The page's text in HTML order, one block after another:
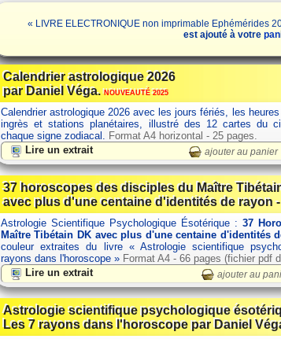
« LIVRE ELECTRONIQUE non imprimable Ephémérides
est ajouté à votre
Calendrier astrologique 2026
par Daniel Véga.NOUVEAUTÉ 2025
Calendrier astrologique 2026 avec les jours fériés, les
ingrès et stations planétaires, illustré des 12 cartes du
chaque signe zodiacal. Format A4 horizontal - 25 pages.
Lire un extrait
ajouter au panier
37 horoscopes des disciples du Maître
avec plus d'une centaine d'identités de rayon
Astrologie Scientifique Psychologique Ésotérique : 37
Maître Tibétain DK avec plus d'une centaine d'identités
couleur extraites du livre « Astrologie scientifique
rayons dans l'horoscope » Format A4 - 66 pages (fichier pdf
Lire un extrait
ajouter au
Astrologie scientifique psychologique
Les 7 rayons dans l'horoscope par Daniel